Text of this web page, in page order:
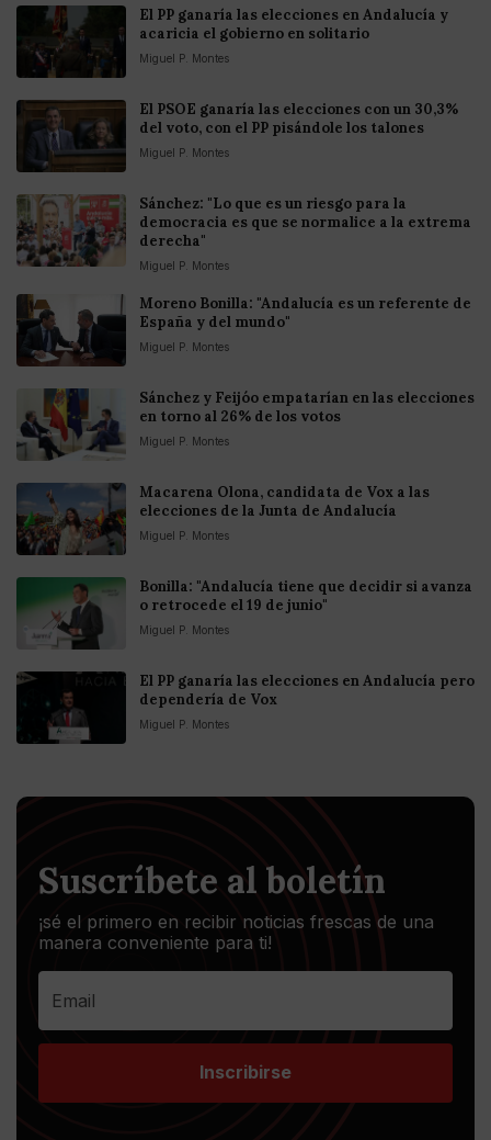
El PP ganaría las elecciones en Andalucía y
acaricia el gobierno en solitario
Miguel P. Montes
El PSOE ganaría las elecciones con un 30,3%
del voto, con el PP pisándole los talones
Miguel P. Montes
Sánchez: "Lo que es un riesgo para la
democracia es que se normalice a la extrema
derecha"
Miguel P. Montes
Moreno Bonilla: "Andalucía es un referente de
España y del mundo"
Miguel P. Montes
Sánchez y Feijóo empatarían en las elecciones
en torno al 26% de los votos
Miguel P. Montes
Macarena Olona, candidata de Vox a las
elecciones de la Junta de Andalucía
Miguel P. Montes
Bonilla: "Andalucía tiene que decidir si avanza
o retrocede el 19 de junio"
Miguel P. Montes
El PP ganaría las elecciones en Andalucía pero
dependería de Vox
Miguel P. Montes
Suscríbete al boletín
¡sé el primero en recibir noticias frescas de una
manera conveniente para ti!
Inscribirse